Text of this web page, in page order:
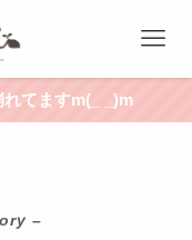
てますm(_ _)m
–